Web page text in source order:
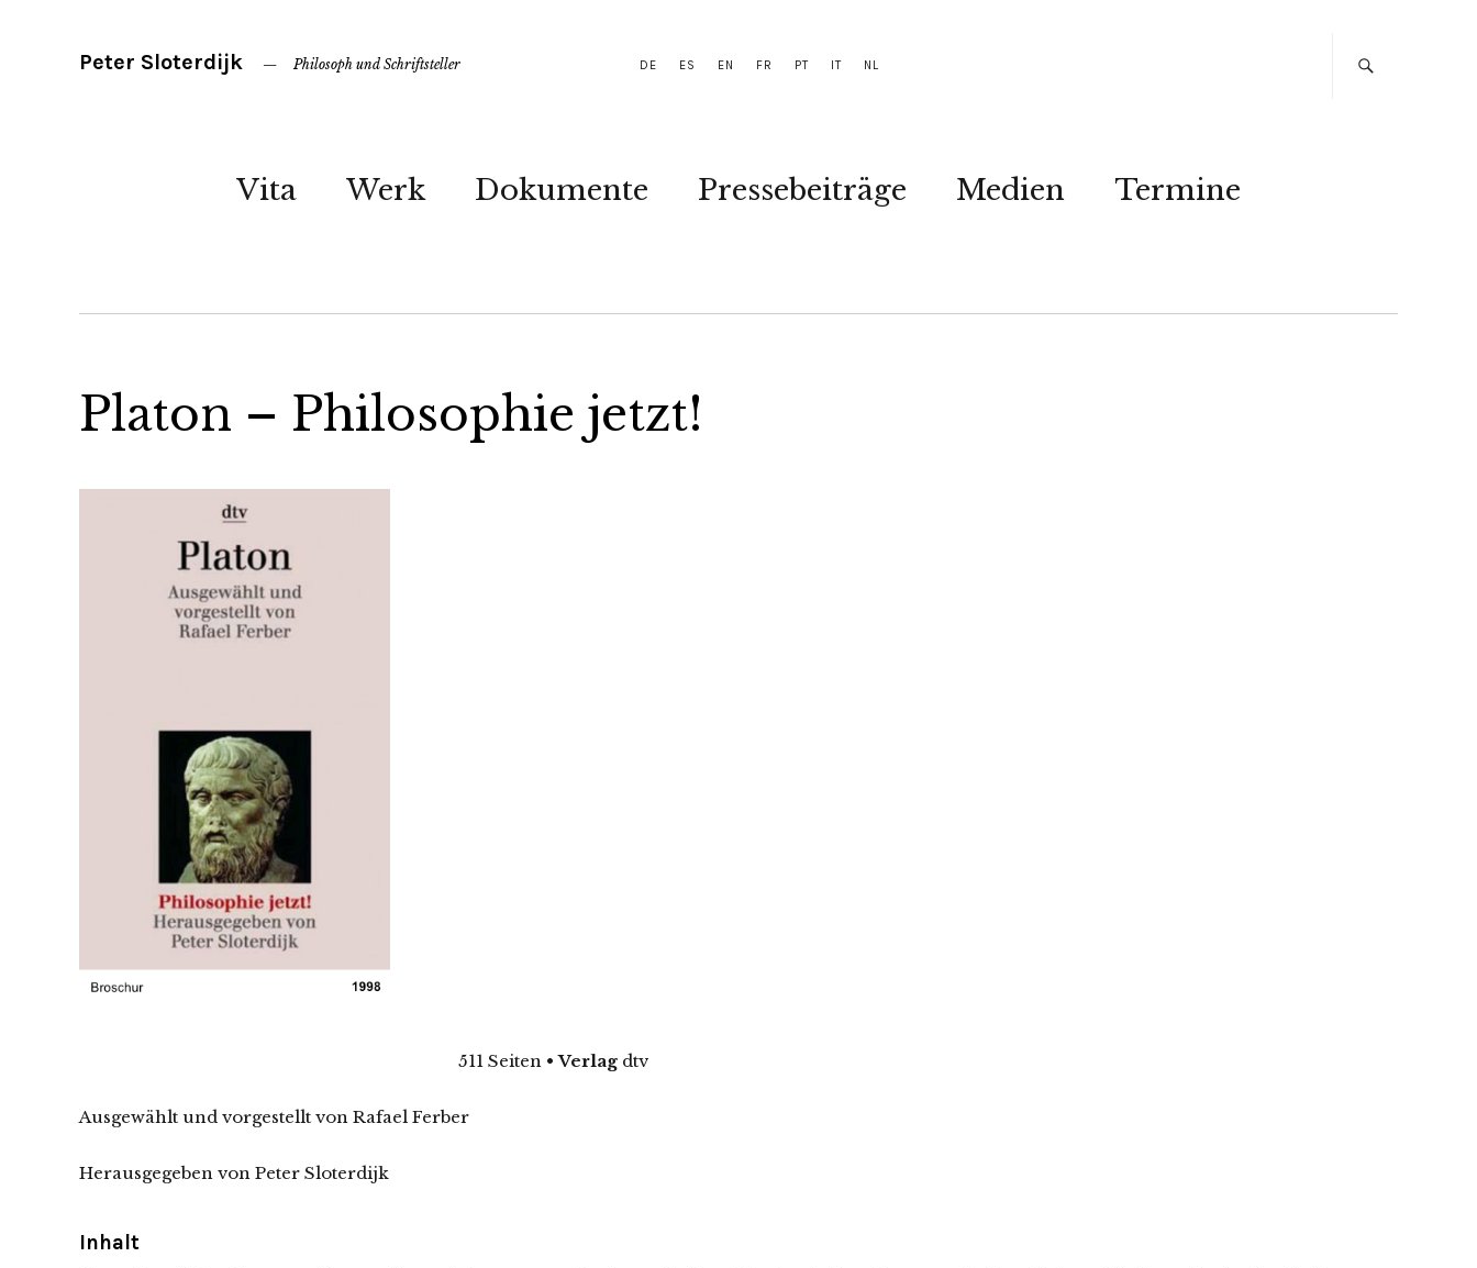
DE ES EN FR PT IT NL
Peter Sloterdijk Philosoph und Schriftsteller
Vita Werk Dokumente Pressebeiträge Medien Termine
Platon – Philosophie jetzt!
511 Seiten • Verlag dtv
Ausgewählt und vorgestellt von Rafael Ferber
Herausgegeben von Peter Sloterdijk
Inhalt